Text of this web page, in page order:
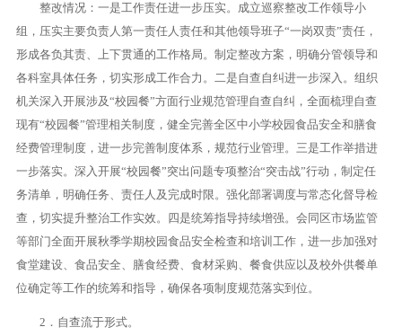
整改情况：一是工作责任进一步压实。成立巡察整改工作领导小
组，压实主要负责人第一责任人责任和其他领导班子“一岗双责”责任，
形成各负其责、上下贯通的工作格局。制定整改方案，明确分管领导和
各科室具体任务，切实形成工作合力。二是自查自纠进一步深入。组织
机关深入开展涉及“校园餐”方面行业规范管理自查自纠，全面梳理自查
现有“校园餐”管理相关制度，健全完善全区中小学校园食品安全和膳食
经费管理制度，进一步完善制度体系，规范行业管理。三是工作举措进
一步落实。深入开展“校园餐”突出问题专项整治“突击战”行动，制定任
务清单，明确任务、责任人及完成时限。强化部署调度与常态化督导检
查，切实提升整治工作实效。四是统筹指导持续增强。会同区市场监管
等部门全面开展秋季学期校园食品安全检查和培训工作，进一步加强对
食堂建设、食品安全、膳食经费、食材采购、餐食供应以及校外供餐单
位确定等工作的统筹和指导，确保各项制度规范落实到位。
2．自查流于形式。